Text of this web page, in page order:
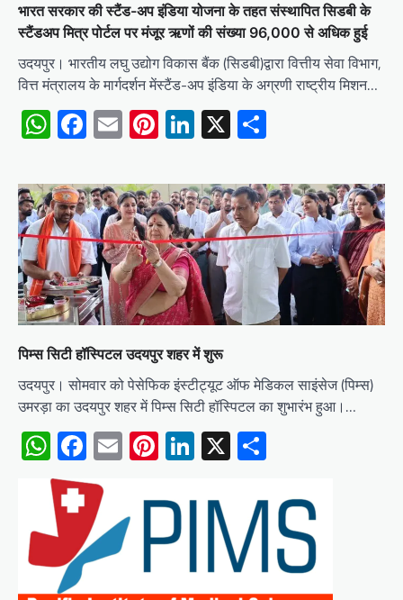
भारत सरकार की स्टैंड-अप इंडिया योजना के तहत संस्थापित सिडबी के
स्टैंडअप मित्र पोर्टल पर मंजूर ऋणों की संख्या 96,000 से अधिक हुई
उदयपुर। भारतीय लघु उद्योग विकास बैंक (सिडबी)द्वारा वित्तीय सेवा विभाग,
वित्त मंत्रालय के मार्गदर्शन मेंस्टैंड-अप इंडिया के अग्रणी राष्ट्रीय मिशन…
WhatsApp
Facebook
EmailPinterest
LinkedIn
X
पिम्स सिटी हॉस्पिटल उदयपुर शहर में शुरू
उदयपुर। सोमवार को पेसेफिक इंस्टीट्यूट ऑफ मेडिकल साइंसेज (पिम्स)
उमरड़ा का उदयपुर शहर में पिम्स सिटी हॉस्पिटल का शुभारंभ हुआ।…
WhatsApp
Facebook
EmailPinterest
LinkedIn
X